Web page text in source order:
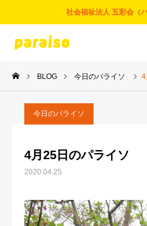
社会福祉法人 五彩会（
BLOG 今日のパライソ 4
今日のパライソ
4月25日のパライソ
2020.04.25
お問合せ
アクセス
事業とサービス
お知らせ